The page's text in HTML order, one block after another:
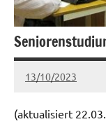
13/10/2023
Claudia
Keine
(aktualisiert